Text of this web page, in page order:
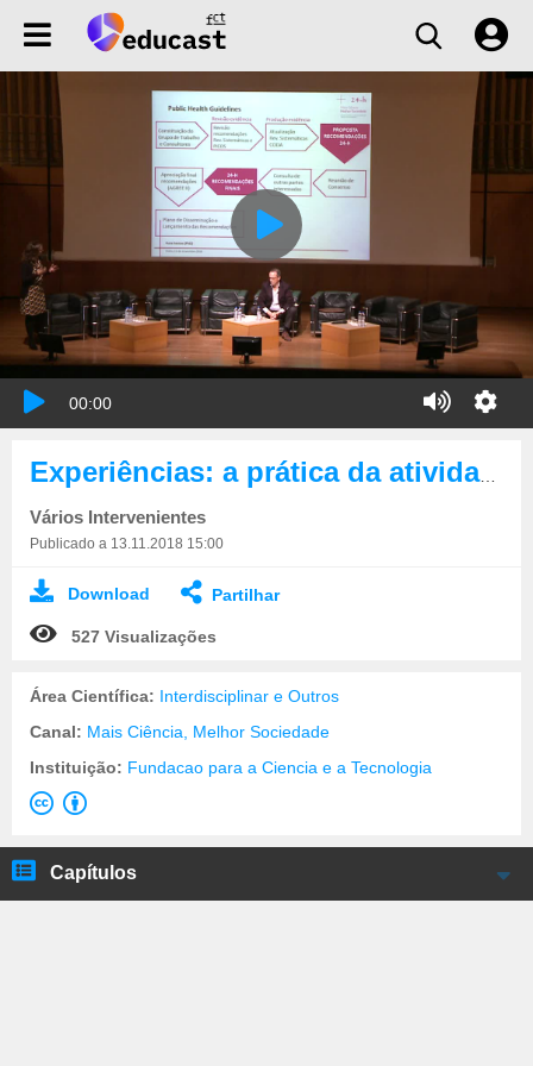
00:00
Experiências: a prática da atividade científica na construção da democracia
Vários Intervenientes
Publicado a 13.11.2018 15:00
Download Partilhar
527 Visualizações
Área Científica: Interdisciplinar e Outros
Canal: Mais Ciência, Melhor Sociedade
Instituição: Fundacao para a Ciencia e a Tecnologia
Capítulos